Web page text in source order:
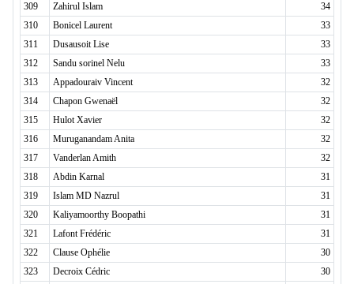
309
Zahirul Islam
34
310
Bonicel Laurent
33
311
Dusausoit Lise
33
312
Sandu sorinel Nelu
33
313
Appadouraiv Vincent
32
314
Chapon Gwenaël
32
315
Hulot Xavier
32
316
Muruganandam Anita
32
317
Vanderlan Amith
32
318
Abdin Karnal
31
319
Islam MD Nazrul
31
320
Kaliyamoorthy Boopathi
31
321
Lafont Frédéric
31
322
Clause Ophélie
30
323
Decroix Cédric
30